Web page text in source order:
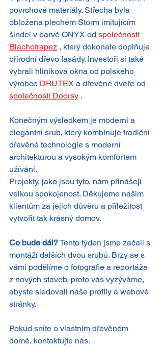
povrchové materiály. Střecha byla
obložena plechem Storm imitujícím
šindel v barvě ONYX od společnosti
Blachotrapez , který dokonale doplňuje
přírodní dřevo fasády. Investoři si také
vybrali hliníková okna od polského
výrobce DRUTEX a dřevěné dveře od
společnosti Doorsy .
Konečným výsledkem je moderní a
elegantní srub, který kombinuje tradiční
dřevěné technologie s moderní
architekturou a vysokým komfortem
užívání.
Projekty, jako jsou tyto, nám přinášejí
velkou spokojenost. Děkujeme našim
klientům za jejich důvěru a příležitost
vytvořit tak krásný domov.
Co bude dál? Tento týden jsme začali s
montáží dalších dvou srubů. Brzy se s
vámi podělíme o fotografie a reportáže
z nových staveb, proto vás vyzýváme,
abyste sledovali naše profily a webové
stránky.
Pokud sníte o vlastním dřevěném
domě, kontaktujte nás.